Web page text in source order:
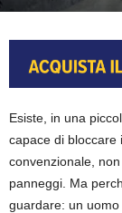
Esiste, in una
capace di bloccare
convenzionale,
panneggi. Ma
guardare: un